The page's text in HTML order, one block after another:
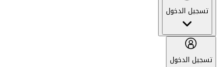
تسجيل الدخول
تسجيل الدخول